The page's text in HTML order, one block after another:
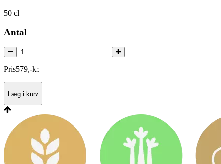
50 cl
Antal
Pris579,-kr.
Læg i kurv